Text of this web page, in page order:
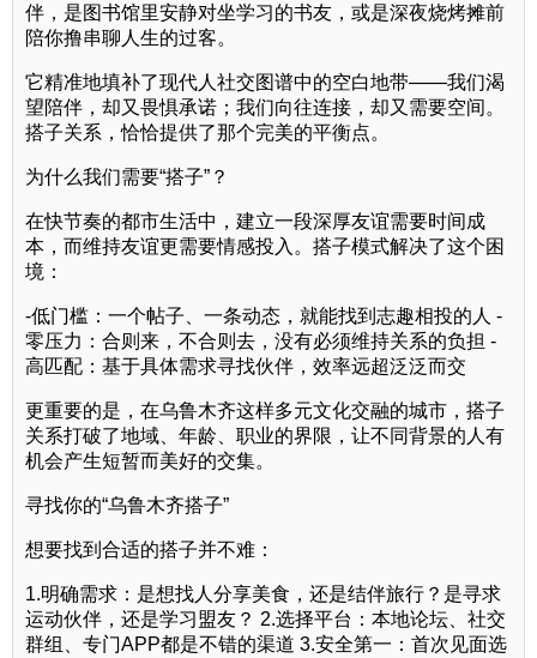
伴，是图书馆里安静对坐学习的书友，或是深夜烧烤摊前
陪你撸串聊人生的过客。
它精准地填补了现代人社交图谱中的空白地带——我们渴
望陪伴，却又畏惧承诺；我们向往连接，却又需要空间。
搭子关系，恰恰提供了那个完美的平衡点。
为什么我们需要“搭子”？
在快节奏的都市生活中，建立一段深厚友谊需要时间成
本，而维持友谊更需要情感投入。搭子模式解决了这个困
境：
-低门槛：一个帖子、一条动态，就能找到志趣相投的人 -
零压力：合则来，不合则去，没有必须维持关系的负担 -
高匹配：基于具体需求寻找伙伴，效率远超泛泛而交
更重要的是，在乌鲁木齐这样多元文化交融的城市，搭子
关系打破了地域、年龄、职业的界限，让不同背景的人有
机会产生短暂而美好的交集。
寻找你的“乌鲁木齐搭子”
想要找到合适的搭子并不难：
1.明确需求：是想找人分享美食，还是结伴旅行？是寻求
运动伙伴，还是学习盟友？ 2.选择平台：本地论坛、社交
群组、专门APP都是不错的渠道 3.安全第一：首次见面选